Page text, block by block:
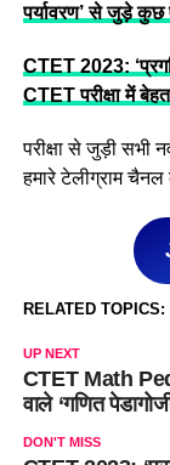
पर्यावरण’ से जुड़े
CTET 2023:
CTET परीक्षा में
परीक्षा से जुड़ी
हमारे टेलीग्राम
RELATED TOPICS:
UP NEXT
CTET Math
वाले ‘गणित
DON'T MISS